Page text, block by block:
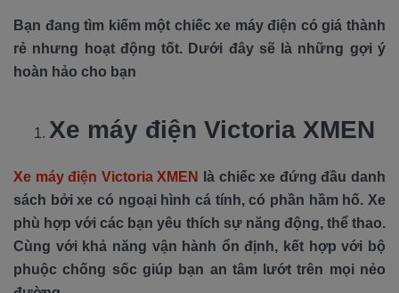
Bạn đang tìm kiếm một chiếc xe máy điện có giá thành
rẻ nhưng hoạt động tốt. Dưới đây sẽ là những gợi ý
hoàn hảo cho bạn
Xe máy điện Victoria XMEN
Xe máy điện Victoria XMEN
là chiếc xe đứng đầu danh
sách bởi xe có ngoại hình cá tính, có phần hầm hố. Xe
phù hợp với các bạn yêu thích sự năng động, thể thao.
Cùng với khả năng vận hành ổn định, kết hợp với bộ
phuộc chống sốc giúp bạn an tâm lướt trên mọi nẻo